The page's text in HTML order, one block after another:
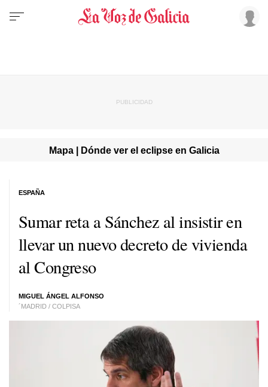
Mapa | Dónde ver el eclipse en Galicia
Sumar reta a Sánchez al insistir en
llevar un nuevo decreto de vivienda
al Congreso
MIGUEL ÁNGEL ALFONSO
´MADRID / COLPISA
ESPAÑA